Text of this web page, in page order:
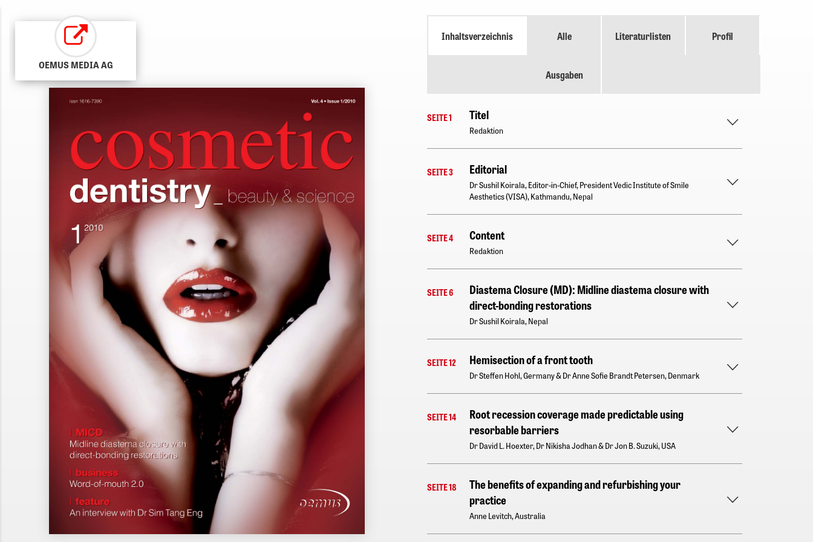
Inhaltsverzeichnis Alle
Ausgaben
Literaturlisten Profil
SEITE 1 Titel
Redaktion
SEITE 3 Editorial
Dr Sushil Koirala, Editor-in-Chief, President Vedic Institute of Smile
Aesthetics (VISA), Kathmandu, Nepal
SEITE 4 Content
Redaktion
SEITE 6
Diastema Closure (MD): Midline diastema closure with
direct-bonding restorations
Dr Sushil Koirala, Nepal
SEITE 12 Hemisection of a front tooth
Dr Steffen Hohl, Germany & Dr Anne Sofie Brandt Petersen, Denmark
SEITE 14
Root recession coverage made predictable using
resorbable barriers
Dr David L. Hoexter, Dr Nikisha Jodhan & Dr Jon B. Suzuki, USA
SEITE 18
The benefits of expanding and refurbishing your
practice
Anne Levitch, Australia
OEMUS MEDIA AG